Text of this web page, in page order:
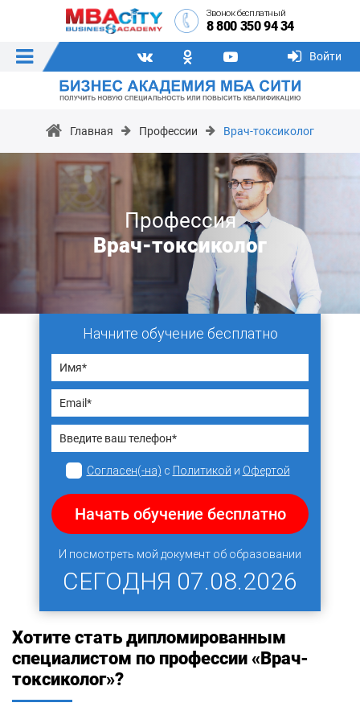
Звонок бесплатный
8 800 350 94 34
Войти
Главная Профессии Врач-токсиколог
Профессия
Врач-токсиколог
Начните обучение бесплатно
Согласен(-на) с Политикой и Офертой
Начать обучение бесплатно
И посмотреть мой документ об образовании
СЕГОДНЯ 07.08.2026
Хотите стать дипломированным
специалистом по профессии «Врач-
токсиколог»?